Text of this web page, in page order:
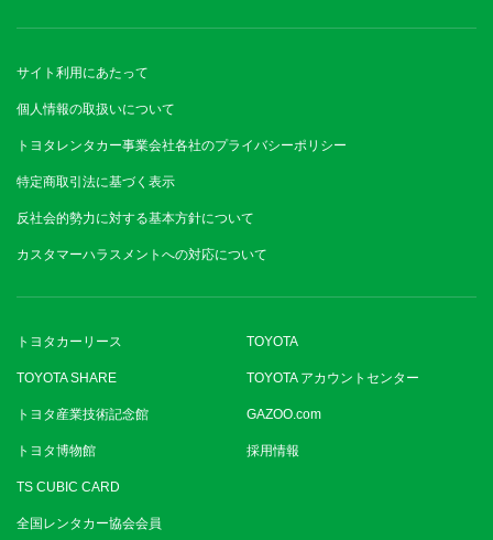
サイト利用にあたって
個人情報の取扱いについて
トヨタレンタカー事業会社各社のプライバシーポリシー
特定商取引法に基づく表示
反社会的勢力に対する基本方針について
カスタマーハラスメントへの対応について
トヨタカーリース TOYOTA
TOYOTA SHARE TOYOTA アカウントセンター
トヨタ産業技術記念館 GAZOO.com
トヨタ博物館 採用情報
TS CUBIC CARD
全国レンタカー協会会員